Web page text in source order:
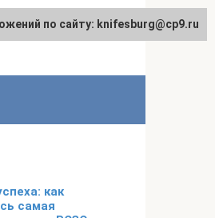
как
самая
по сайту: knifesburg@cp9.ru